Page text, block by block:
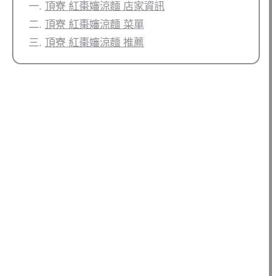
頂寮 紅棗嬸涼麵 店家資訊
頂寮 紅棗嬸涼麵 菜單
頂寮 紅棗嬸涼麵 推薦